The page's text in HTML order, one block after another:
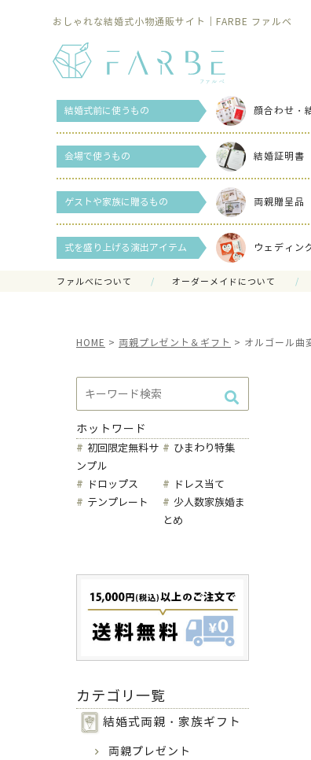
おしゃれな結婚式小物通販サイト｜FARBE ファルベ
結婚式前に使うもの 顔合わせ・
会場で使うもの 結婚証明書
ゲストや家族に贈るもの 両親贈呈品
式を盛り上げる演出アイテム ウェディン
ファルべについて オーダーメイドについて
HOME 両親プレゼント＆ギフト オルゴール曲
ホットワード
初回限定無料サ
ンプル
ひまわり特集
ドロップス
ドレス当て
テンプレート
少人数家族婚ま
とめ
カテゴリ一覧
結婚式両親・家族ギフト
両親プレゼント